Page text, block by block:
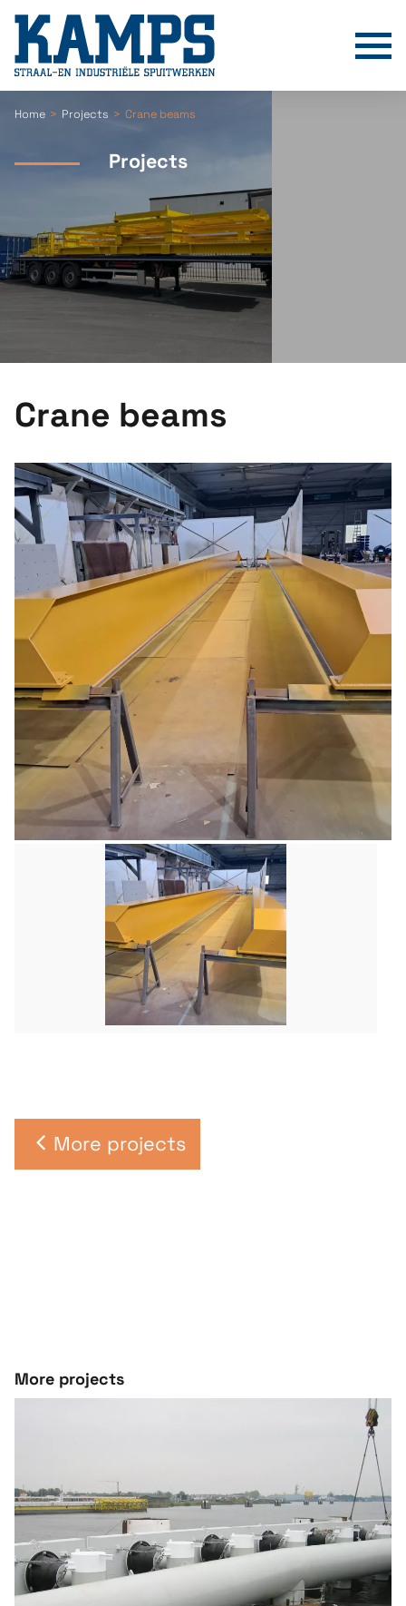
Projects
Home Projects Crane beams
Crane beams
More projects
More projects